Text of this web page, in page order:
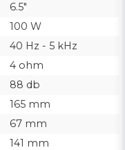
6.5"
100 W
40 Hz - 5 kHz
4 ohm
88 db
165 mm
67 mm
141 mm